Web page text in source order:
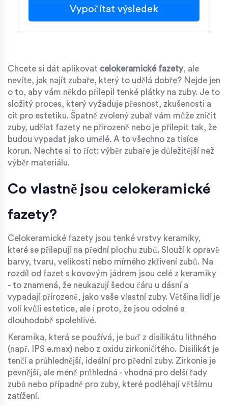
Vypočítat výsledek
Chcete si dát aplikovat celokeramické fazety, ale
nevíte, jak najít zubaře, který to udělá dobře? Nejde jen
o to, aby vám někdo přilepil tenké plátky na zuby. Je to
složitý proces, který vyžaduje přesnost, zkušenosti a
cit pro estetiku. Špatně zvolený zubař vám může zničit
zuby, udělat fazety ne přirozeně nebo je přilepit tak, že
budou vypadat jako umělé. A to všechno za tisíce
korun. Nechte si to říct: výběr zubaře je důležitější než
výběr materiálu.
Co vlastně jsou celokeramické
fazety?
Celokeramické fazety jsou tenké vrstvy keramiky,
které se přilepují na přední plochu zubů. Slouží k opravě
barvy, tvaru, velikosti nebo mírného zkřivení zubů. Na
rozdíl od fazet s kovovým jádrem jsou celé z keramiky
- to znamená, že neukazují šedou čáru u dásní a
vypadají přirozeně, jako vaše vlastní zuby. Většina lidí je
volí kvůli estetice, ale i proto, že jsou odolné a
dlouhodobě spolehlivé.
Keramika, která se používá, je buď z disilikátu lithného
(např. IPS e.max) nebo z oxidu zirkoničitého. Disilikát je
tenčí a průhlednější, ideální pro přední zuby. Zirkonie je
pevnější, ale méně průhledná - vhodná pro delší řady
zubů nebo případně pro zuby, které podléhají většímu
zatížení.